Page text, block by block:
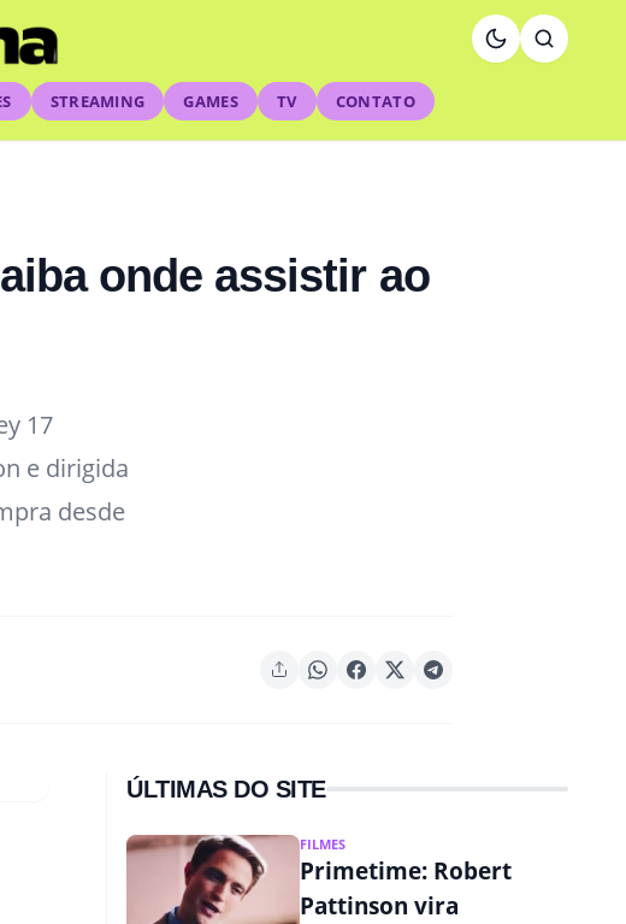
STREAMING GAMES TV CONTATO
onde assistir ao
17
e dirigida
desde
ÚLTIMAS DO SITE
FILMES
Primetime: Robert
Pattinson vira